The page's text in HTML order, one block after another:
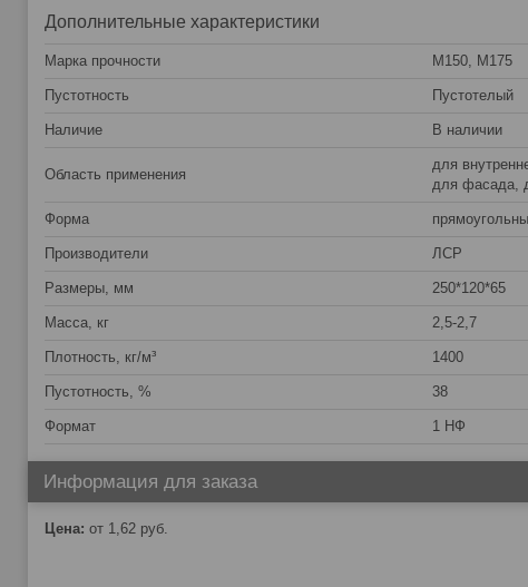
Дополнительные характеристики
Марка прочности М150, М175
Пустотность Пустотелый
Наличие В наличии
Область применения
для
для фасада,
Форма
Производители ЛСР
Размеры, мм 250*120*65
Масса, кг 2,5-2,7
Плотность, кг/м³ 1400
Пустотность, % 38
Формат 1 НФ
Информация для заказа
Цена: от 1,62 руб.